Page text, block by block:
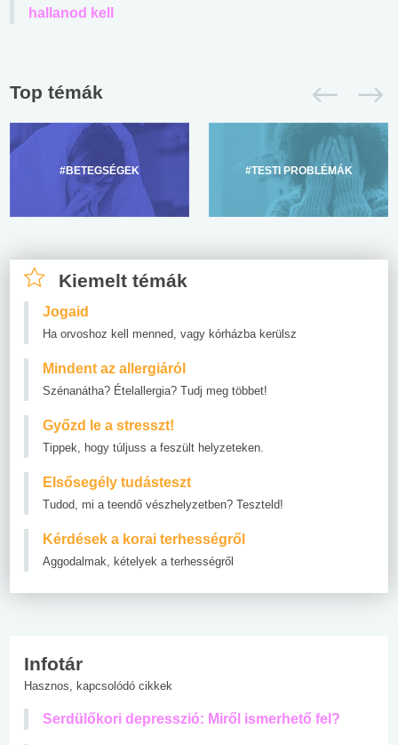
hallanod kell
Top témák
#BETEGSÉGEK #TESTI PROBLÉMÁK
Kiemelt témák
Jogaid
Ha orvoshoz kell menned, vagy kórházba kerülsz
Mindent az allergiáról
Szénanátha? Ételallergia? Tudj meg többet!
Győzd le a stresszt!
Tippek, hogy túljuss a feszült helyzeteken.
Elsősegély tudásteszt
Tudod, mi a teendő vészhelyzetben? Teszteld!
Kérdések a korai terhességről
Aggodalmak, kételyek a terhességről
Infotár
Hasznos, kapcsolódó cikkek
Serdülőkori depresszió: Miről ismerhető fel?